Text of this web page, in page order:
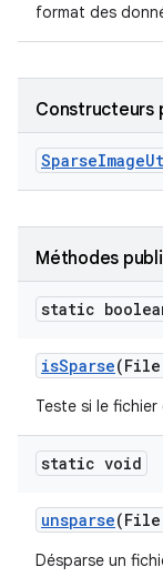
format des
Constructeurs
SparseImage
Méthodes
static
isSparse(File
Teste si le fichier
static void
unsparse(File
Désparse un